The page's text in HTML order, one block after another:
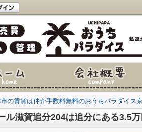
の賃貸は仲介手数料無料のおうちパラダイス
ル滋賀追分204は追分にある3.5